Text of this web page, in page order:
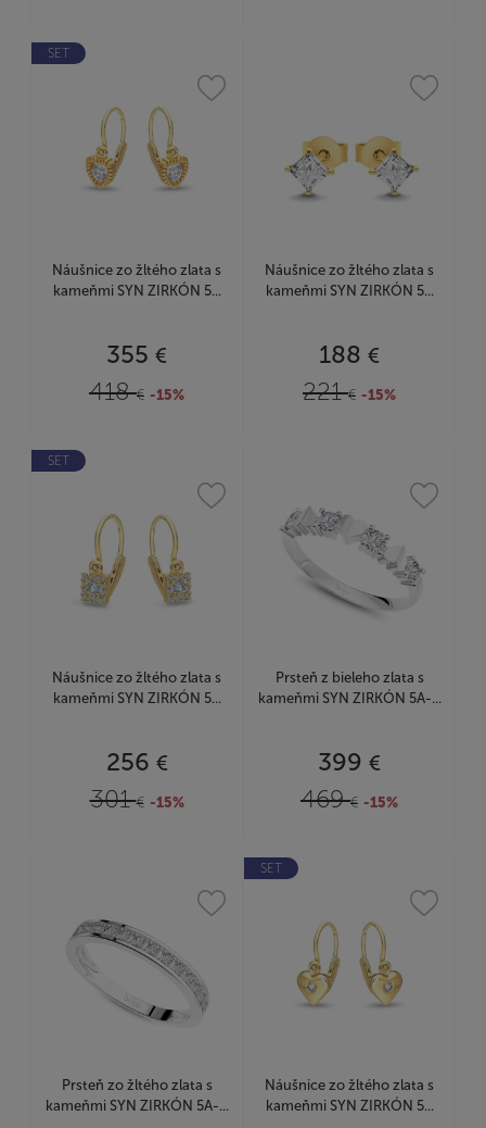
SET
Náušnice zo žltého zlata s
kameňmi SYN ZIRKÓN 5...
355 €
418€ -15%
Náušnice zo žltého zlata s
kameňmi SYN ZIRKÓN 5...
188 €
221€ -15%
SET
Náušnice zo žltého zlata s
kameňmi SYN ZIRKÓN 5...
256 €
301€ -15%
Prsteň z bieleho zlata s
kameňmi SYN ZIRKÓN 5A-...
399 €
469€ -15%
Prsteň zo žltého zlata s
kameňmi SYN ZIRKÓN 5A-...
SET
Náušnice zo žltého zlata s
kameňmi SYN ZIRKÓN 5...